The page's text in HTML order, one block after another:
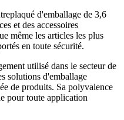
d'emballage de 3,6
et des accessoires
même les articles les plus
en toute sécurité.
utilisé dans le secteur de
solutions d'emballage
de produits. Sa polyvalence
pour toute application